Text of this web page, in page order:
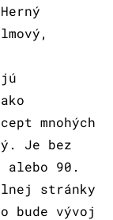
mnohých
Je bez
90.
stránky
bude vývoj